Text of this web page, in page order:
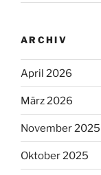
ARCHIV
April 2026
März 2026
November 2025
Oktober 2025